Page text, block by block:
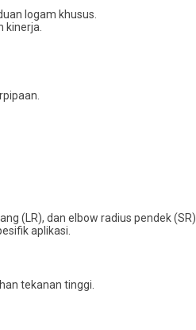
logam khusus.
kinerja.
(LR), dan elbow radius pendek (SR).
aplikasi.
tekanan tinggi.